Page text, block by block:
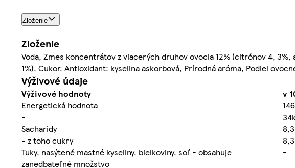
Zloženie
Zloženie
Voda, Zmes koncentrátov z viacerých druhov ovocia 12% (citrónov 4,
1%), Cukor, Antioxidant: kyselina askorbová, Prírodná aróma, Podiel
Výživové údaje
Výživové hodnoty
v
Energetická hodnota
-
Sacharidy
- z toho cukry
Tuky, nasýtené mastné kyseliny, bielkoviny, soľ - obsahuje
zanedbateľné množstvo
-